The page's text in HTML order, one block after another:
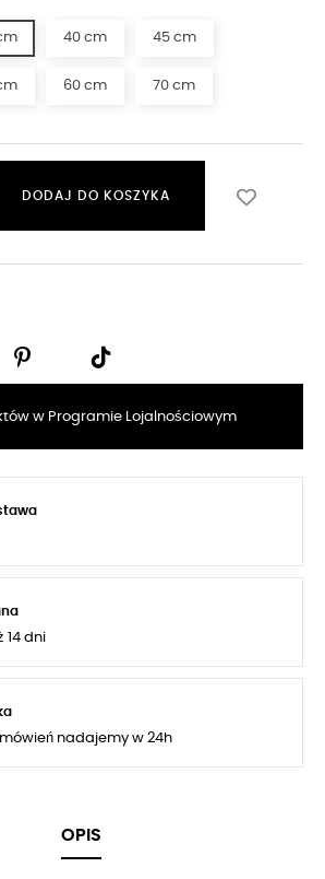
40 cm 45 cm
60 cm 70 cm
DODAJ DO KOSZYKA
w Programie Lojalnościowym
14 dni
nadajemy w 24h
OPIS